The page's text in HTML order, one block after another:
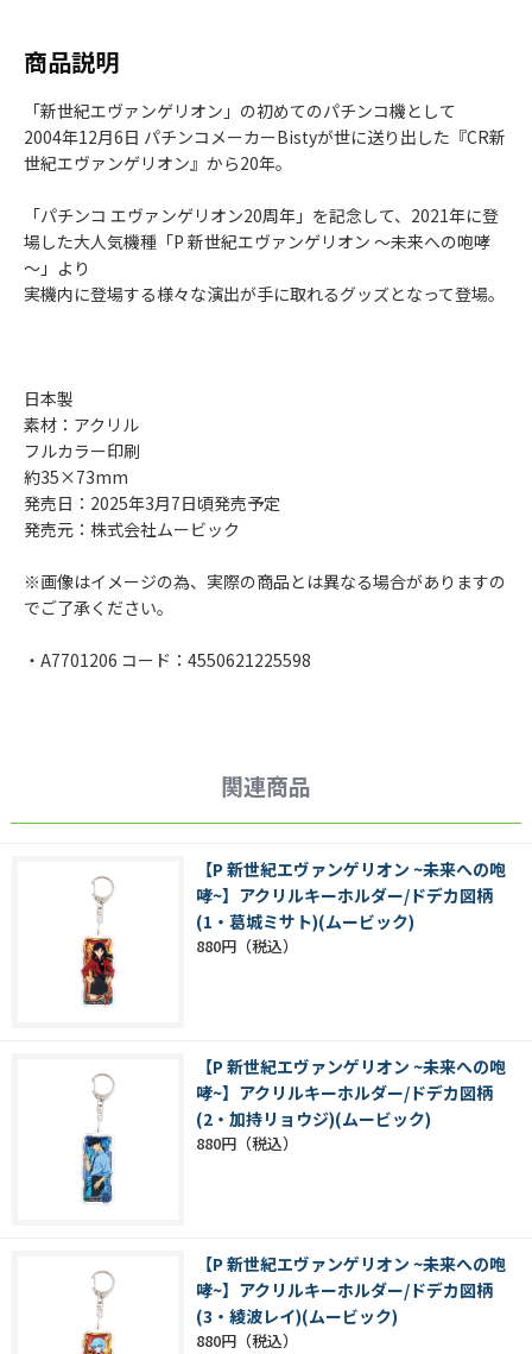
商品説明
「新世紀エヴァンゲリオン」の初めてのパチンコ機として
2004年12月6日 パチンコメーカーBistyが世に送り出した『CR新
世紀エヴァンゲリオン』から20年。
「パチンコ エヴァンゲリオン20周年」を記念して、2021年に登
場した大人気機種「P 新世紀エヴァンゲリオン ～未来への咆哮
～」より
実機内に登場する様々な演出が手に取れるグッズとなって登場。
日本製
素材：アクリル
フルカラー印刷
約35×73mm
発売日：2025年3月7日頃発売予定
発売元：株式会社ムービック
※画像はイメージの為、実際の商品とは異なる場合がありますの
でご了承ください。
・A7701206 コード：4550621225598
関連商品
【P 新世紀エヴァンゲリオン ~未来への咆
哮~】アクリルキーホルダー/ドデカ図柄
(1・葛城ミサト)(ムービック)
880円
【P 新世紀エヴァンゲリオン ~未来への咆
哮~】アクリルキーホルダー/ドデカ図柄
(2・加持リョウジ)(ムービック)
880円
【P 新世紀エヴァンゲリオン ~未来への咆
哮~】アクリルキーホルダー/ドデカ図柄
(3・綾波レイ)(ムービック)
880円